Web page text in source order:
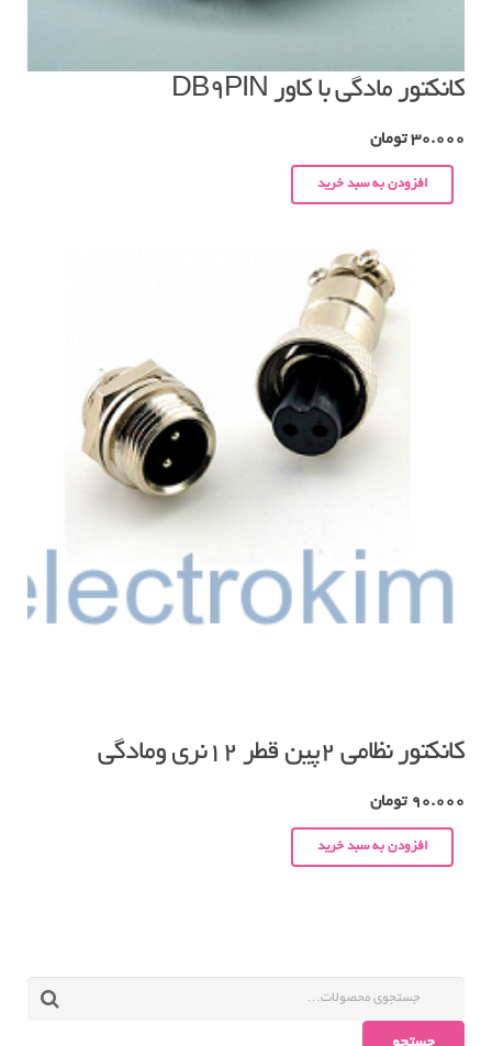
کانکتور مادگی با کاور DB9PIN
30.000 تومان
افزودن به سبد خرید
کانکتور نظامی ۲پین قطر ۱۲نری ومادگی
90.000 تومان
افزودن به سبد خرید